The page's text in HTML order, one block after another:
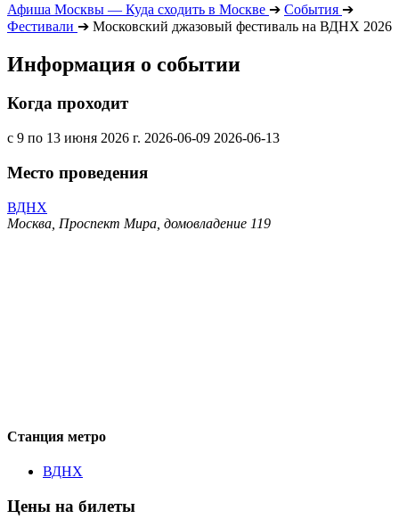
Афиша Москвы — Куда сходить в Москве ➔ События ➔
Фестивали ➔ Московский джазовый фестиваль на ВДНХ 2026
Информация о событии
Когда проходит
с 9 по 13 июня 2026 г. 2026-06-09 2026-06-13
Место проведения
ВДНХ
Москва, Проспект Мира, домовладение 119
Станция метро
ВДНХ
Цены на билеты